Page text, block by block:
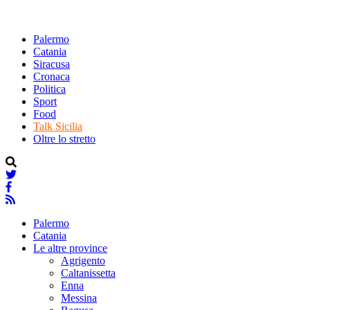
Palermo
Catania
Siracusa
Cronaca
Politica
Sport
Food
Talk Sicilia
Oltre lo stretto
Palermo
Catania
Le altre province
Agrigento
Caltanissetta
Enna
Messina